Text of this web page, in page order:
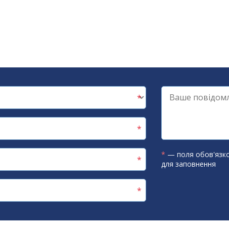
* — поля
для заповнення